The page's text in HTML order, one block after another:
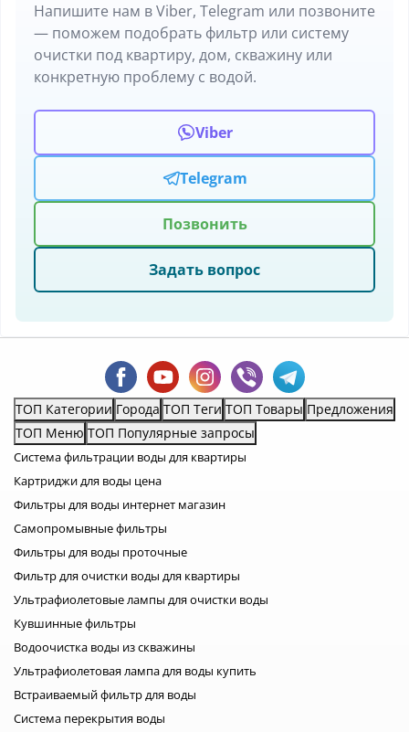
Напишите нам в Viber, Telegram или позвоните
— поможем подобрать фильтр или систему
очистки под квартиру, дом, скважину или
конкретную проблему с водой.
Viber
Telegram
Позвонить
Задать вопрос
ТОП Категории Города ТОП Теги ТОП Товары Предложения
ТОП Меню ТОП Популярные запросы
Система фильтрации воды для квартиры
Картриджи для воды цена
Фильтры для воды интернет магазин
Самопромывные фильтры
Фильтры для воды проточные
Фильтр для очистки воды для квартиры
Ультрафиолетовые лампы для очистки воды
Кувшинные фильтры
Водоочистка воды из скважины
Ультрафиолетовая лампа для воды купить
Встраиваемый фильтр для воды
Система перекрытия воды